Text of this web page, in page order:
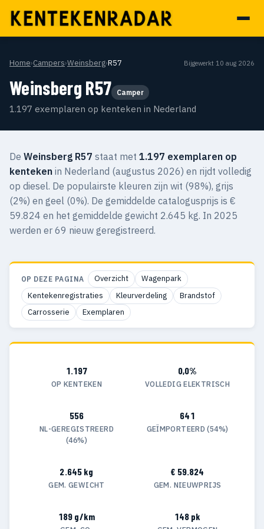
Home›Campers›Weinsberg›R57 Bijgewerkt 10 aug 2026
Weinsberg R57 Camper
1.197 exemplaren op kenteken in Nederland
De Weinsberg R57 staat met 1.197 exemplaren op
kenteken in Nederland (augustus 2026) en rijdt volledig
op diesel. De populairste kleuren zijn wit (98%), grijs
(2%) en geel (0%). De gemiddelde catalogusprijs is €
59.824 en het gemiddelde gewicht 2.645 kg. In 2025
werden er 69 nieuw geregistreerd.
OP DEZE PAGINA Overzicht
Wagenpark
Kentekenregistraties
Kleurverdeling
Brandstof
Carrosserie
Exemplaren
1.197
OP KENTEKEN
0,0%
VOLLEDIG ELEKTRISCH
556
NL-GEREGISTREERD
(46%)
641
GEÏMPORTEERD (54%)
2.645 kg
GEM. GEWICHT
€ 59.824
GEM. NIEUWPRIJS
189 g/km 148 pk